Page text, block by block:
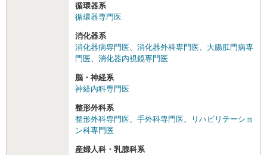
循環器系
循環器専門医
消化器系
消化器病専門医
消化器外科専門医
大腸肛門病専
門医
消化器内視鏡専門医
脳・神経系
神経内科専門医
整形外科系
整形外科専門医
手外科専門医
リハビリテーショ
ン科専門医
産婦人科・乳腺科系